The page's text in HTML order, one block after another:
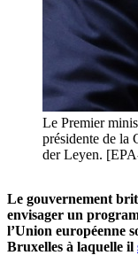
Le Premier
présidente de la
der Leyen.
Le gouvernement
envisager un
l’Union européenne
Bruxelles à laquelle il